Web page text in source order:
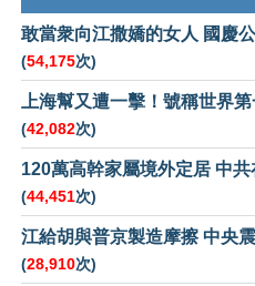
敢當衆向江撒嬌的女人 國慶
(54,175次)
上海幫又遭一擊！號稱世界
(42,082次)
120萬高幹家屬境外定居 中
(44,451次)
江給胡與普京製造摩擦 中央
(28,910次)